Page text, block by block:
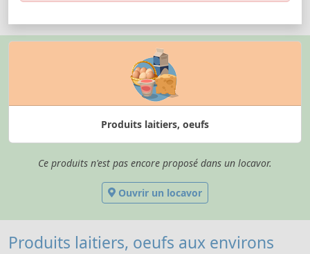
Produits laitiers, oeufs
Ce produits n'est pas encore proposé dans un locavor.
Ouvrir un locavor
Produits laitiers, oeufs aux environs